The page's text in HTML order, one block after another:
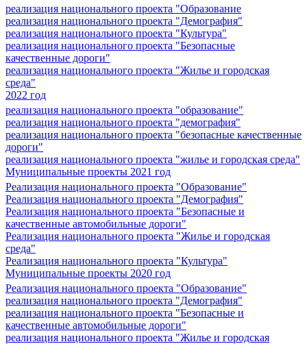
реализация национального проекта "Образование
реализация национального проекта "Демография"
реализация национального проекта "Культура"
реализация национального проекта "Безопасные
качественные дороги"
реализация национального проекта "Жилье и городская
среда"
2022 год
реализация национального проекта "образование"
реализация национального проекта "демография"
реализация национального проекта "безопасные качественные
дороги"
реализация национального проекта "жилье и городская среда"
Муниципальные проекты 2021 год
Реализация национального проекта "Образование"
Реализация национального проекта "Демография"
Реализация национального проекта "Безопасные и
качественные автомобильные дороги"
Реализация национального проекта "Жилье и городская
среда"
Реализация национального проекта "Культура"
Муниципальные проекты 2020 год
Реализация национального проекта "Образование"
реализация национального проекта "Демография"
реализация национального проекта "Безопасные и
качественные автомобильные дороги"
реализация национального проекта "Жилье и городская